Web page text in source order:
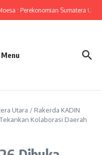
: Perekonomian Sumatera
Menu
Utara / Rakerda KADIN
Kolaborasi Daerah